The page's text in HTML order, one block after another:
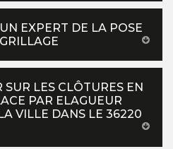
EXPERT DE LA POSE
LES CLÔTURES EN
PAR ELAGUEUR
VILLE DANS LE 36220